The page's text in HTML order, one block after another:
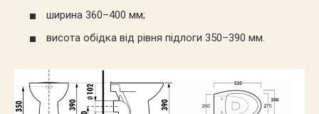
ширина 360–400 мм;
висота обідка від рівня підлоги 350–390 мм.